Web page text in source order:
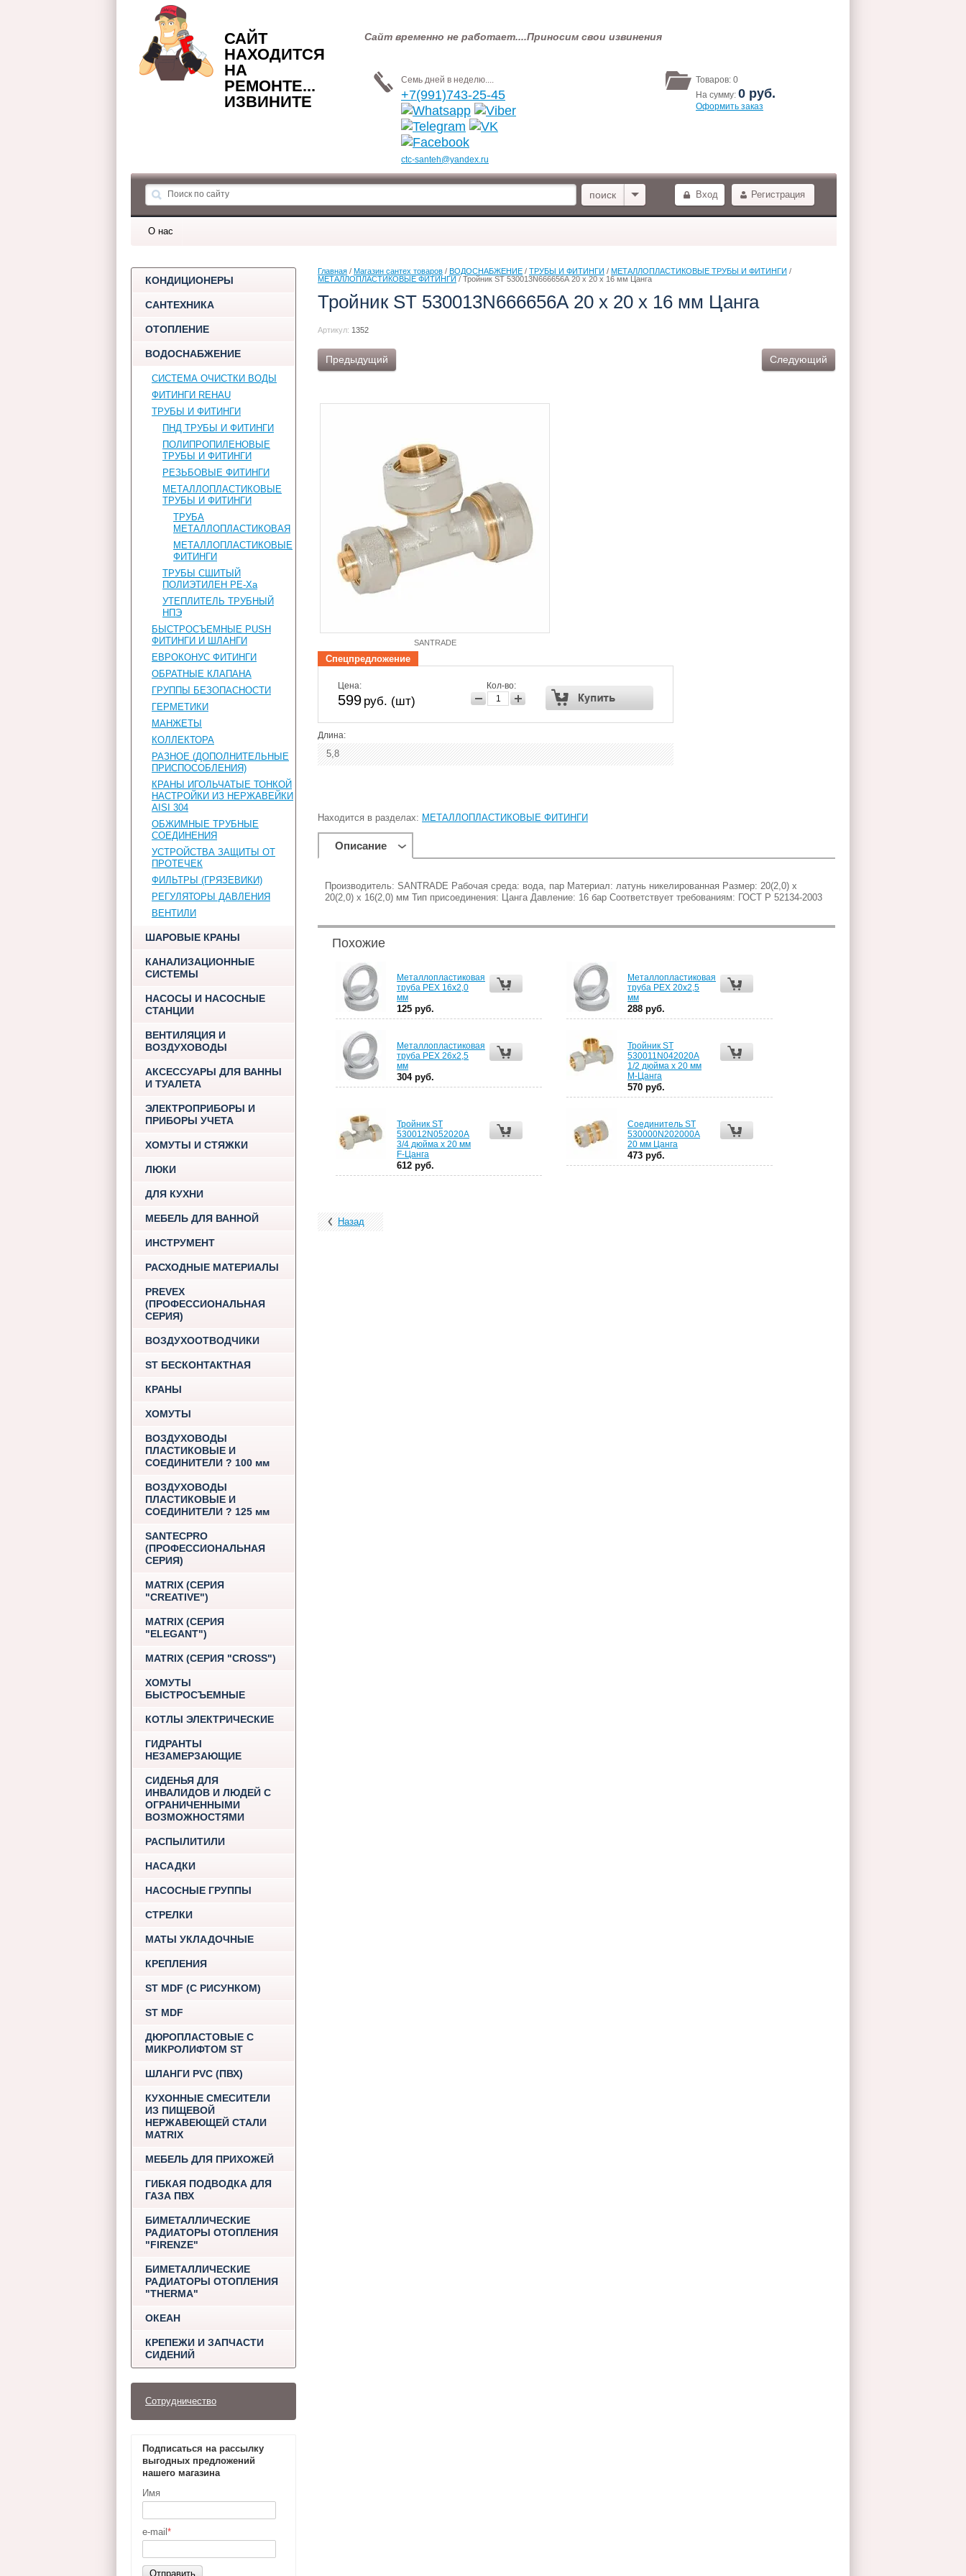
САЙТ
НАХОДИТСЯ
НА
РЕМОНТЕ...
ИЗВИНИТЕ
Сайт временно не работает....Приносим свои извинения
Семь дней в неделю....
+7(991)743-25-45
ctc-santeh@yandex.ru
Товаров: 0
На сумму: 0 руб.
Оформить заказ
Вход Регистрация
О нас
КОНДИЦИОНЕРЫ
САНТЕХНИКА
ОТОПЛЕНИЕ
ВОДОСНАБЖЕНИЕ
СИСТЕМА ОЧИСТКИ ВОДЫ
ФИТИНГИ REHAU
ТРУБЫ И ФИТИНГИ
ПНД ТРУБЫ И ФИТИНГИ
ПОЛИПРОПИЛЕНОВЫЕ
ТРУБЫ И ФИТИНГИ
РЕЗЬБОВЫЕ ФИТИНГИ
МЕТАЛЛОПЛАСТИКОВЫЕ
ТРУБЫ И ФИТИНГИ
ТРУБА
МЕТАЛЛОПЛАСТИКОВАЯ
МЕТАЛЛОПЛАСТИКОВЫЕ
ФИТИНГИ
ТРУБЫ СШИТЫЙ
ПОЛИЭТИЛЕН PE-Xa
УТЕПЛИТЕЛЬ ТРУБНЫЙ
НПЭ
БЫСТРОСЪЕМНЫЕ PUSH
ФИТИНГИ И ШЛАНГИ
ЕВРОКОНУС ФИТИНГИ
ОБРАТНЫЕ КЛАПАНА
ГРУППЫ БЕЗОПАСНОСТИ
ГЕРМЕТИКИ
МАНЖЕТЫ
КОЛЛЕКТОРА
РАЗНОЕ (ДОПОЛНИТЕЛЬНЫЕ
ПРИСПОСОБЛЕНИЯ)
КРАНЫ ИГОЛЬЧАТЫЕ ТОНКОЙ
НАСТРОЙКИ ИЗ НЕРЖАВЕЙКИ
AISI 304
ОБЖИМНЫЕ ТРУБНЫЕ
СОЕДИНЕНИЯ
УСТРОЙСТВА ЗАЩИТЫ ОТ
ПРОТЕЧЕК
ФИЛЬТРЫ (ГРЯЗЕВИКИ)
РЕГУЛЯТОРЫ ДАВЛЕНИЯ
ВЕНТИЛИ
ШАРОВЫЕ КРАНЫ
КАНАЛИЗАЦИОННЫЕ
СИСТЕМЫ
НАСОСЫ И НАСОСНЫЕ
СТАНЦИИ
ВЕНТИЛЯЦИЯ И
ВОЗДУХОВОДЫ
АКСЕССУАРЫ ДЛЯ ВАННЫ
И ТУАЛЕТА
ЭЛЕКТРОПРИБОРЫ И
ПРИБОРЫ УЧЕТА
ХОМУТЫ И СТЯЖКИ
ЛЮКИ
ДЛЯ КУХНИ
МЕБЕЛЬ ДЛЯ ВАННОЙ
ИНСТРУМЕНТ
РАСХОДНЫЕ МАТЕРИАЛЫ
PREVEX
(ПРОФЕССИОНАЛЬНАЯ
СЕРИЯ)
ВОЗДУХООТВОДЧИКИ
ST БЕСКОНТАКТНАЯ
КРАНЫ
ХОМУТЫ
ВОЗДУХОВОДЫ
ПЛАСТИКОВЫЕ И
СОЕДИНИТЕЛИ ? 100 мм
ВОЗДУХОВОДЫ
ПЛАСТИКОВЫЕ И
СОЕДИНИТЕЛИ ? 125 мм
SANTECPRO
(ПРОФЕССИОНАЛЬНАЯ
СЕРИЯ)
MATRIX (СЕРИЯ
"CREATIVE")
MATRIX (СЕРИЯ
"ELEGANT")
MATRIX (СЕРИЯ "CROSS")
ХОМУТЫ
БЫСТРОСЪЕМНЫЕ
КОТЛЫ ЭЛЕКТРИЧЕСКИЕ
ГИДРАНТЫ
НЕЗАМЕРЗАЮЩИЕ
СИДЕНЬЯ ДЛЯ
ИНВАЛИДОВ И ЛЮДЕЙ С
ОГРАНИЧЕННЫМИ
ВОЗМОЖНОСТЯМИ
РАСПЫЛИТИЛИ
НАСАДКИ
НАСОСНЫЕ ГРУППЫ
СТРЕЛКИ
МАТЫ УКЛАДОЧНЫЕ
КРЕПЛЕНИЯ
ST MDF (С РИСУНКОМ)
ST MDF
ДЮРОПЛАСТОВЫЕ С
МИКРОЛИФТОМ ST
ШЛАНГИ PVC (ПВХ)
КУХОННЫЕ СМЕСИТЕЛИ
ИЗ ПИЩЕВОЙ
НЕРЖАВЕЮЩЕЙ СТАЛИ
MATRIX
МЕБЕЛЬ ДЛЯ ПРИХОЖЕЙ
ГИБКАЯ ПОДВОДКА ДЛЯ
ГАЗА ПВХ
БИМЕТАЛЛИЧЕСКИЕ
РАДИАТОРЫ ОТОПЛЕНИЯ
"FIRENZE"
БИМЕТАЛЛИЧЕСКИЕ
РАДИАТОРЫ ОТОПЛЕНИЯ
"THERMA"
ОКЕАН
КРЕПЕЖИ И ЗАПЧАСТИ
СИДЕНИЙ
Сотрудничество
Подписаться на рассылку
выгодных предложений
нашего магазина
Имя
e-mail *
Отправить
Главная / Магазин сантех товаров / ВОДОСНАБЖЕНИЕ / ТРУБЫ И ФИТИНГИ / МЕТАЛЛОПЛАСТИКОВЫЕ ТРУБЫ И ФИТИНГИ
МЕТАЛЛОПЛАСТИКОВЫЕ ФИТИНГИ / Тройник ST 530013N666656А 20 x 20 x 16 мм Цанга
Тройник ST 530013N666656А 20 x 20 x 16 мм Цанга
Артикул: 1352
Предыдущий Следующий
SANTRADE
Спецпредложение
Цена:
599 руб. (шт)
Кол-во:
Длина:
5,8
Находится в разделах: МЕТАЛЛОПЛАСТИКОВЫЕ ФИТИНГИ
Описание
Производитель: SANTRADE Рабочая среда: вода, пар Материал: латунь никелированная Размер: 20(2,0) x
20(2,0) x 16(2,0) мм Тип присоединения: Цанга Давление: 16 бар Соответствует требованиям: ГОСТ Р 52134-2003
Похожие
Металлопластиковая
труба PEX 16х2,0
мм
125 руб.
Металлопластиковая
труба PEX 20х2,5
мм
288 руб.
Металлопластиковая
труба PEX 26х2,5
мм
304 руб.
Тройник ST
530011N042020А
1/2 дюйма x 20 мм
М-Цанга
570 руб.
Тройник ST
530012N052020А
3/4 дюйма x 20 мм
F-Цанга
612 руб.
Соединитель ST
530000N202000А
20 мм Цанга
473 руб.
Назад